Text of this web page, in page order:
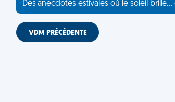
Des anecdotes estivales où le soleil
VDM PRÉCÉDENTE